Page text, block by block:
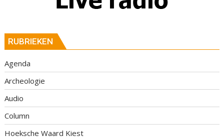
RUBRIEKEN
Agenda
Archeologie
Audio
Column
Hoeksche Waard Kiest